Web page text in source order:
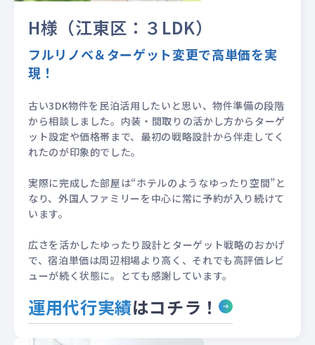
H様（江東区：３LDK）
フルリノベ＆ターゲット変更で高単価を実
現！
古い3DK物件を民泊活用したいと思い、物件準備の段階
から相談しました。内装・間取りの活かし方からターゲ
ット設定や価格帯まで、最初の戦略設計から伴走してく
れたのが印象的でした。
実際に完成した部屋は“ホテルのようなゆったり空間”と
なり、外国人ファミリーを中心に常に予約が入り続けて
います。
広さを活かしたゆったり設計とターゲット戦略のおかげ
で、宿泊単価は周辺相場より高く、それでも高評価レビ
ューが続く状態に。とても感謝しています。
運用代行実績はコチラ！